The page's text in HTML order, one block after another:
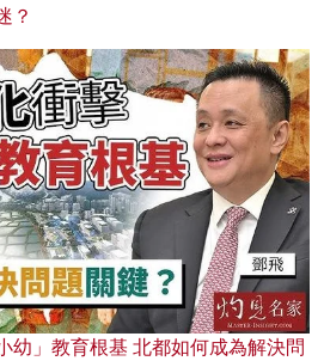
？
幼」教育根基 北都如何成為解決問